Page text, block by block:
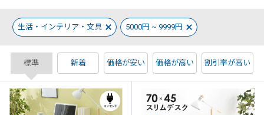
生活・インテリア・文具 5000円 ~ 9999円
標準 新着 価格が安い 価格が高い 割引率が高い